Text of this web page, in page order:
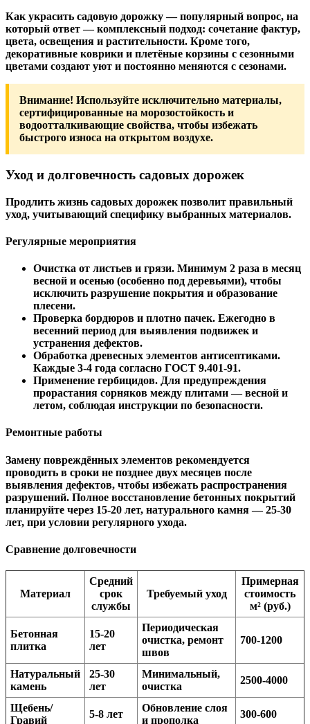
Как украсить садовую дорожку— популярный вопрос, на
который ответ — комплексный подход: сочетание фактур,
цвета, освещения и растительности. Кроме того,
декоративные коврики и плетёные корзины с сезонными
цветами создают уют и постоянно меняются с сезонами.
Внимание! Используйте исключительно материалы,
сертифицированные на морозостойкость и
водоотталкивающие свойства, чтобы избежать
быстрого износа на открытом воздухе.
Уход и долговечность садовых дорожек
Продлить жизнь садовых дорожек позволит правильный
уход, учитывающий специфику выбранных материалов.
Регулярные мероприятия
Очистка от листьев и грязи. Минимум 2 раза в месяц
весной и осенью (особенно под деревьями), чтобы
исключить разрушение покрытия и образование
плесени.
Проверка бордюров и плотно пачек. Ежегодно в
весенний период для выявления подвижек и
устранения дефектов.
Обработка древесных элементов антисептиками.
Каждые 3-4 года согласно ГОСТ 9.401-91.
Применение гербицидов. Для предупреждения
прорастания сорняков между плитами — весной и
летом, соблюдая инструкции по безопасности.
Ремонтные работы
Замену повреждённых элементов рекомендуется
проводить в сроки не позднее двух месяцев после
выявления дефектов, чтобы избежать распространения
разрушений. Полное восстановление бетонных покрытий
планируйте через 15-20 лет, натурального камня — 25-30
лет, при условии регулярного ухода.
Сравнение долговечности
Материал
Средний
срок
службы
Требуемый уход
Примерная
стоимость
м² (руб.)
Бетонная
плитка
15-20
лет
Периодическая
очистка, ремонт
швов
700-1200
Натуральный
камень
25-30
лет
Минимальный,
очистка
2500-4000
Щебень/
Гравий
5-8 лет
Обновление слоя
и прополка
300-600